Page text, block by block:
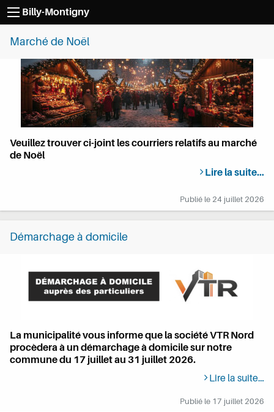
Passer au contenu
Billy-Montigny
Marché de Noël
Veuillez trouver ci-joint les courriers relatifs au marché
de Noël
Lire la suite…
Publié le 24 juillet 2026
Démarchage à domicile
La municipalité vous informe que la société VTR Nord
procèdera à un démarchage à domicile sur notre
commune du 17 juillet au 31 juillet 2026.
Lire la suite…
Publié le 17 juillet 2026